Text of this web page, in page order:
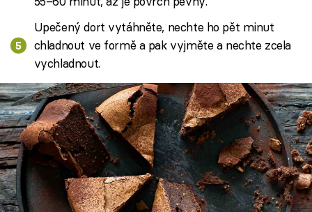
Upečený dort vytáhněte, nechte ho pět minut
chladnout ve formě a pak vyjměte a nechte zcela
vychladnout.